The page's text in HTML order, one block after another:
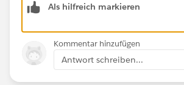
Als hilfreich markieren
Kommentar hinzufügen
Antwort schreiben...